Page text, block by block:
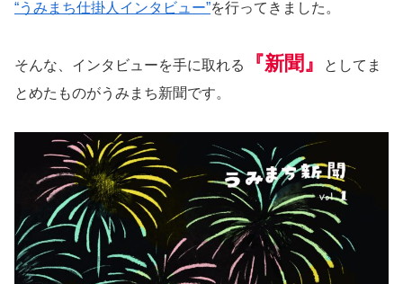
“うみまち仕掛人インタビュー”を行ってきました。
そんな、インタビューを手に取れる 『新聞』
としてま
とめたものがうみまち新聞です。